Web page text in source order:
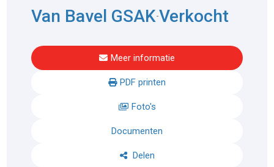
Van Bavel GSAK-Verkocht
Meer informatie
PDF printen
Foto's
Documenten
Delen